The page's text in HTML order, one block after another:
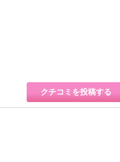
クチコミを投稿する